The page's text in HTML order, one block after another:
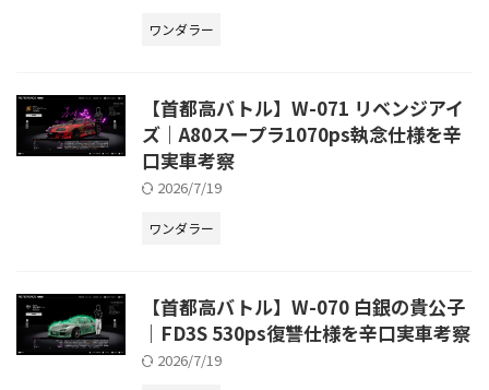
ワンダラー
【首都高バトル】W-071 リベンジアイ
ズ｜A80スープラ1070ps執念仕様を辛
口実車考察
2026/7/19
ワンダラー
【首都高バトル】W-070 白銀の貴公子
｜FD3S 530ps復讐仕様を辛口実車考察
2026/7/19